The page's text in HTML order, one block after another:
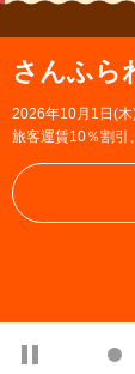
さんふら
2026年10月1日(木
旅客運賃10％割引